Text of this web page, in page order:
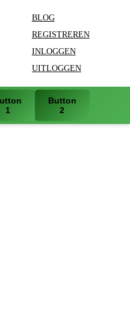
BLOG
REGISTREREN
INLOGGEN
UITLOGGEN
1
Button
2